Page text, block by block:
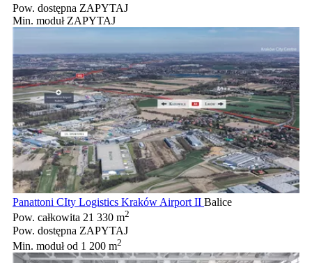
Pow. dostępna ZAPYTAJ
Min. moduł ZAPYTAJ
Panattoni CIty Logistics Kraków Airport II Balice
Pow. całkowita 21 330 m2
Pow. dostępna ZAPYTAJ
Min. modułod 1 200 m2